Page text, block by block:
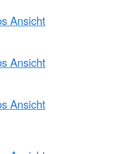
Ansicht
Ansicht
Ansicht